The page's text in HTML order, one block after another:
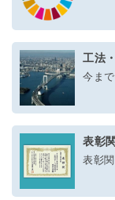
工法
今ま
表彰
表彰